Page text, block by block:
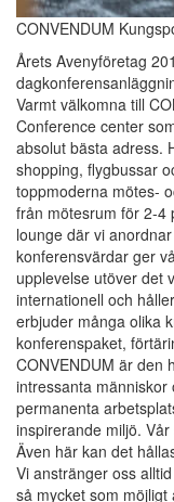
CONVENDUM
Årets Avenyföretag
Varmt välkomna till
Conference center
absolut bästa adress.
shopping, flygbussar
toppmoderna mötes-
från mötesrum för 2-4
lounge där vi
konferensvärdar ger
upplevelse utöver det
internationell och
erbjuder många olika
konferenspaket,
CONVENDUM är den
intressanta människor
permanenta
inspirerande miljö.
Även här kan det
Vi anstränger oss
så mycket som